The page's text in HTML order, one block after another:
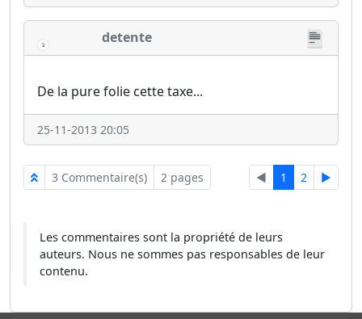
detente
De la pure folie cette taxe...
25-11-2013 20:05
3 Commentaire(s) 2 pages ◄ 1 2 ►
Les commentaires sont la propriété de leurs
auteurs. Nous ne sommes pas responsables de leur
contenu.